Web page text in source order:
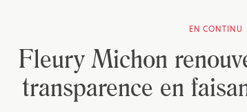
EN CONTINU
Fleury Michon
transparence en